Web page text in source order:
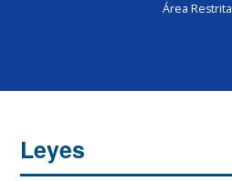
Área Restrita
Leyes